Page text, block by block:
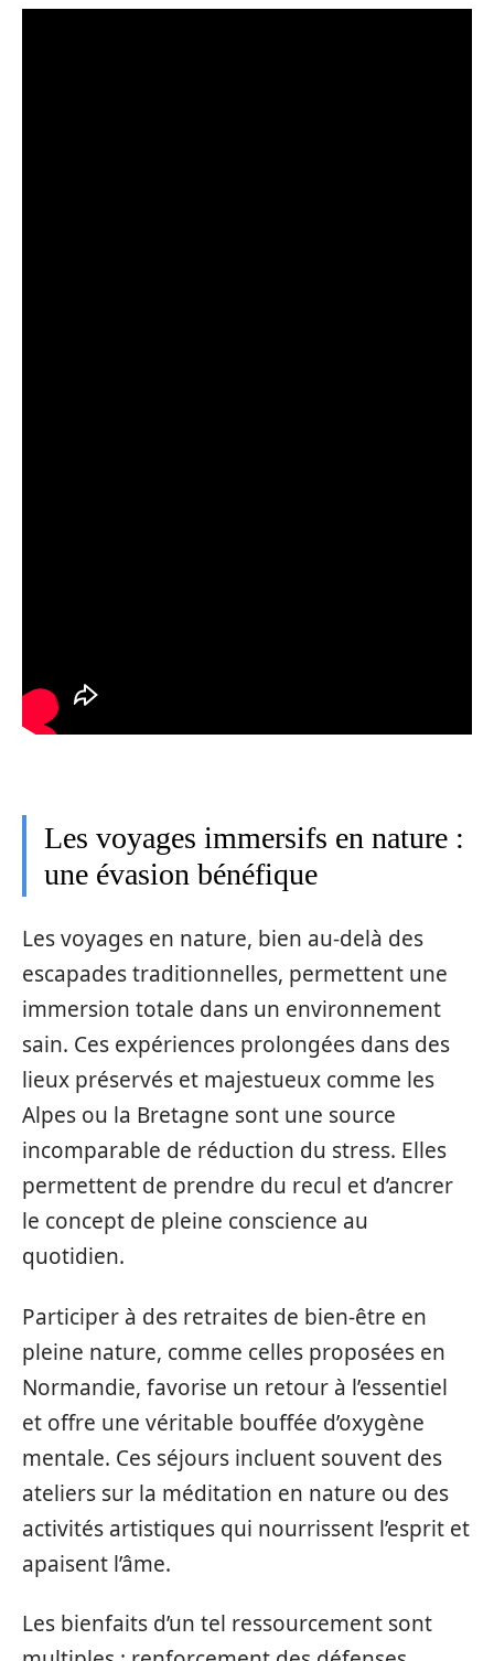
Les voyages immersifs en nature :
une évasion bénéfique
Les voyages en nature, bien au-delà des
escapades traditionnelles, permettent une
immersion totale dans un environnement
sain. Ces expériences prolongées dans des
lieux préservés et majestueux comme les
Alpes ou la Bretagne sont une source
incomparable de réduction du stress. Elles
permettent de prendre du recul et d’ancrer
le concept de pleine conscience au
quotidien.
Participer à des retraites de bien-être en
pleine nature, comme celles proposées en
Normandie, favorise un retour à l’essentiel
et offre une véritable bouffée d’oxygène
mentale. Ces séjours incluent souvent des
ateliers sur la méditation en nature ou des
activités artistiques qui nourrissent l’esprit et
apaisent l’âme.
Les bienfaits d’un tel ressourcement sont